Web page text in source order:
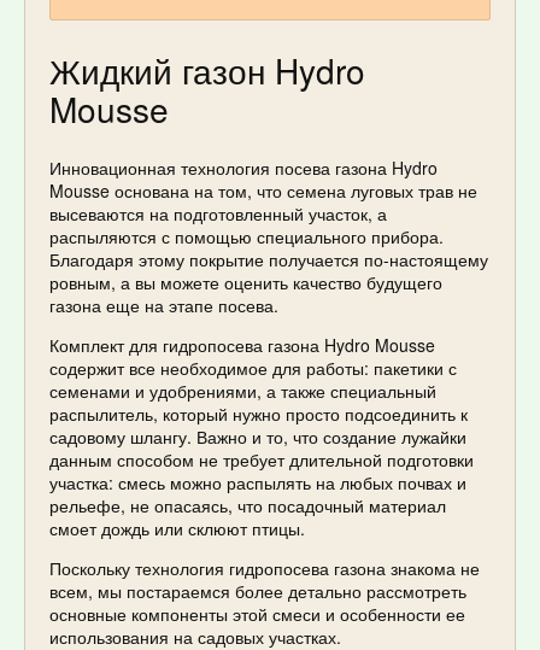
Жидкий газон Hydro
Mousse
Инновационная технология посева газона Hydro
Mousse основана на том, что семена луговых трав не
высеваются на подготовленный участок, а
распыляются с помощью специального прибора.
Благодаря этому покрытие получается по-настоящему
ровным, а вы можете оценить качество будущего
газона еще на этапе посева.
Комплект для гидропосева газона Hydro Mousse
содержит все необходимое для работы: пакетики с
семенами и удобрениями, а также специальный
распылитель, который нужно просто подсоединить к
садовому шлангу. Важно и то, что создание лужайки
данным способом не требует длительной подготовки
участка: смесь можно распылять на любых почвах и
рельефе, не опасаясь, что посадочный материал
смоет дождь или склюют птицы.
Поскольку технология гидропосева газона знакома не
всем, мы постараемся более детально рассмотреть
основные компоненты этой смеси и особенности ее
использования на садовых участках.